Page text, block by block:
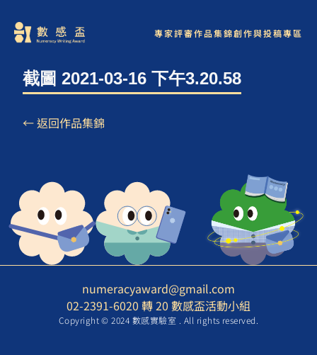
專家評審作品集錦創作與投稿專區
截圖 2021-03-16 下午3.20.58
← 返回作品集錦
numeracyaward@gmail.com
02-2391-6020 轉 20 數感盃活動小組
Copyright © 2024 數感實驗室 . All rights reserved.